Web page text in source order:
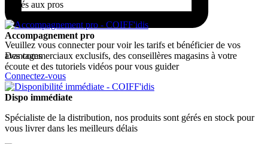
Veuillez vous connecter pour voir les tarifs et bénéficier de vos
avantages
Connectez-vous
dédiés aux pros
Accompagnement pro
Des commerciaux exclusifs, des conseillères magasins à votre
écoute et des tutoriels vidéos pour vous guider
Dispo immédiate
Spécialiste de la distribution, nos produits sont gérés en stock pour
vous livrer dans les meilleurs délais